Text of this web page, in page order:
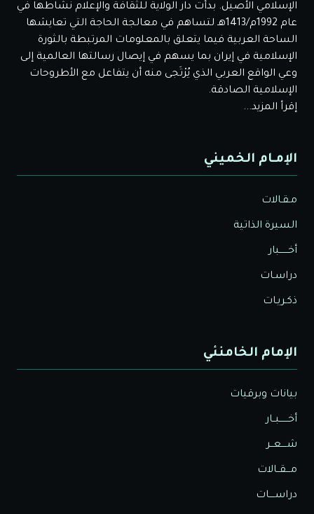
الإسلامي الأصيل. بدأت دار الولاية للثقافة والإعلام نشاطها في
عام 1992م/1413هـ لتساهم في معالجة الحاجة التي تعايشها
الساحة العربية فيما يتعلق بالمعلومات المرتبطة بالثورة
الإسلامية في إيران بما يسهم في إيصال رسالتها العالمية إلى
وعي الواقع العربي الذي يُرْتَجى منه أن يتفاعل مع الأطروحات
الإسلامية الصادقة.
إقرأ المزيد...
الإمـام الخميني
مـقـالات
السيرة الذاتية
أخــــــبار
دراسـات
ذكـريـات
الإمام الخامنئي
بيانات وبرقيات
أخــــــبــار
شــــعــر
مـــقــالات
دراســــات